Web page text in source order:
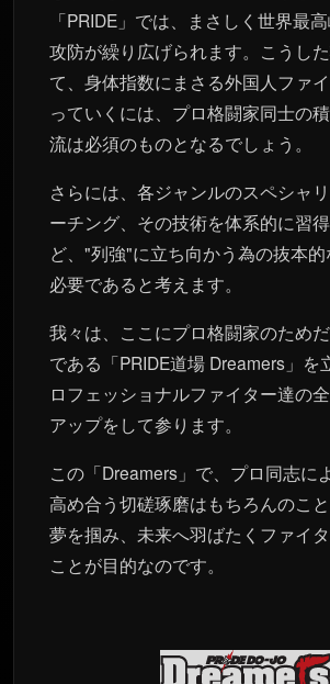
「PRIDE」では、まさしく世界最
攻防が繰り広げられます。こうし
て、身体指数にまさる外国人ファ
っていくには、プロ格闘家同士の
流は必須のものとなるでしょう。
さらには、各ジャンルのスペシャ
ーチング、その技術を体系的に習
ど、"列強"に立ち向かう為の抜本
必要であると考えます。
我々は、ここにプロ格闘家のため
である「PRIDE道場 Dreamers」を
ロフェッショナルファイター達の
アップをして参ります。
この「Dreamers」で、プロ同志に
高め合う切磋琢磨はもちろんのこ
夢を掴み、未来へ羽ばたくファイ
ことが目的なのです。